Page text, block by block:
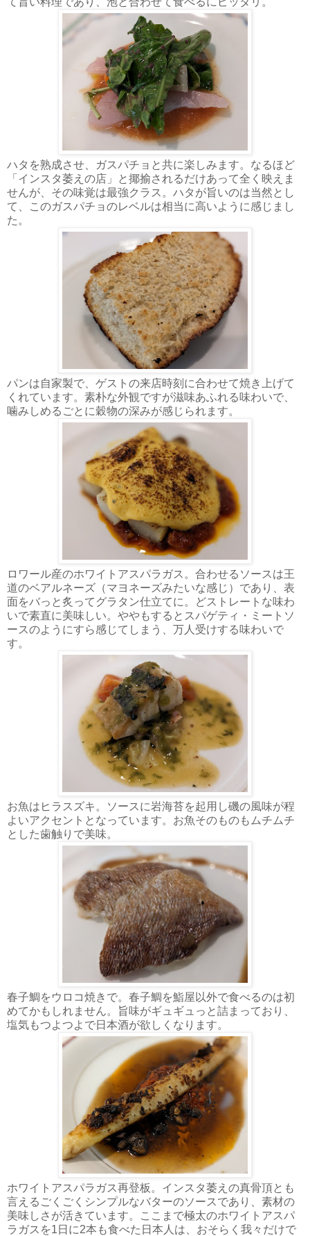
ハタを熟成させ、ガスパチョと共に楽しみます。なるほど
「インスタ萎えの店」と揶揄されるだけあって全く映えま
せんが、その味覚は最強クラス。ハタが旨いのは当然とし
て、このガスパチョのレベルは相当に高いように感じまし
た。
パンは自家製で、ゲストの来店時刻に合わせて焼き上げて
くれています。素朴な外観ですが滋味あふれる味わいで、
噛みしめるごとに穀物の深みが感じられます。
ロワール産のホワイトアスパラガス。合わせるソースは王
道のベアルネーズ（マヨネーズみたいな感じ）であり、表
面をバっと炙ってグラタン仕立てに。どストレートな味わ
いで素直に美味しい。ややもするとスパゲティ・ミートソ
ースのようにすら感じてしまう、万人受けする味わいで
す。
お魚はヒラスズキ。ソースに岩海苔を起用し磯の風味が程
よいアクセントとなっています。お魚そのものもムチムチ
とした歯触りで美味。
春子鯛をウロコ焼きで。春子鯛を鮨屋以外で食べるのは初
めてかもしれません。旨味がギュギュっと詰まっており、
塩気もつよつよで日本酒が欲しくなります。
ホワイトアスパラガス再登板。インスタ萎えの真骨頂とも
言えるごくごくシンプルなバターのソースであり、素材の
美味しさが活きています。ここまで極太のホワイトアスパ
ラガスを1日に2本も食べた日本人は、おそらく我々だけで